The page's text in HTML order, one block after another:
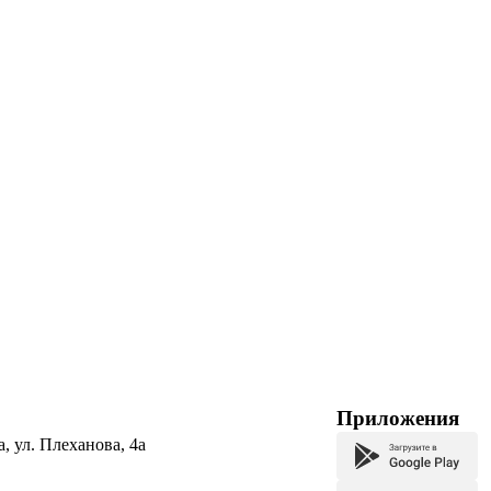
ул. Плеханова, 4а
Приложения